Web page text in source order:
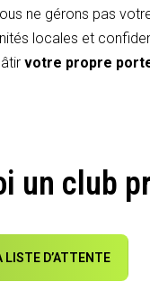
ne gérons pas
locales et
votre propre
un club
LISTE D’ATTENTE